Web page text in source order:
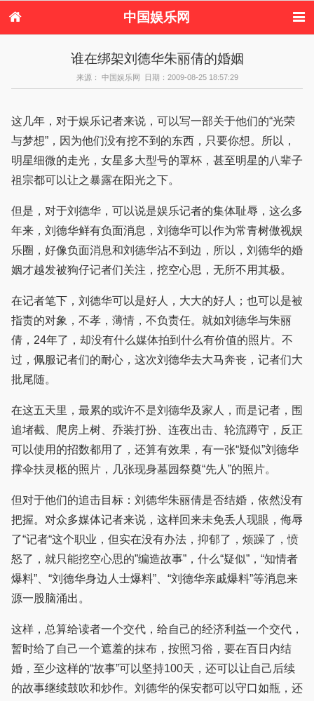
中国娱乐网
日本娱乐 韩国娱乐
音乐新闻 影视新闻
内地明星八卦
八卦
谁在绑架刘德华朱丽倩的婚姻
来源： 中国娱乐网 日期：2009-08-25 18:57:29
这几年，对于娱乐记者来说，可以写一部关于他们的“光荣
与梦想”，因为他们没有挖不到的东西，只要你想。所以，
明星细微的走光，女星多大型号的罩杯，甚至明星的八辈子
祖宗都可以让之暴露在阳光之下。
但是，对于刘德华，可以说是娱乐记者的集体耻辱，这么多
年来，刘德华鲜有负面消息，刘德华可以作为常青树傲视娱
乐圈，好像负面消息和刘德华沾不到边，所以，刘德华的婚
姻才越发被狗仔记者们关注，挖空心思，无所不用其极。
在记者笔下，刘德华可以是好人，大大的好人；也可以是被
指责的对象，不孝，薄情，不负责任。就如刘德华与朱丽
倩，24年了，却没有什么媒体拍到什么有价值的照片。不
过，佩服记者们的耐心，这次刘德华去大马奔丧，记者们大
批尾随。
在这五天里，最累的或许不是刘德华及家人，而是记者，围
追堵截、爬房上树、乔装打扮、连夜出击、轮流蹲守，反正
可以使用的招数都用了，还算有效果，有一张“疑似”刘德华
撑伞扶灵柩的照片，几张现身墓园祭奠“先人”的照片。
但对于他们的追击目标：刘德华朱丽倩是否结婚，依然没有
把握。对众多媒体记者来说，这样回来未免丢人现眼，侮辱
了“记者“这个职业，但实在没有办法，抑郁了，烦躁了，愤
怒了，就只能挖空心思的”编造故事”，什么“疑似”，“知情者
爆料”、“刘德华身边人士爆料”、“刘德华亲戚爆料”等消息来
源一股脑涌出。
这样，总算给读者一个交代，给自己的经济利益一个交代，
暂时给了自己一个遮羞的抹布，按照习俗，要在百日内结
婚，至少这样的“故事”可以坚持100天，还可以让自己后续
的故事继续鼓吹和炒作。刘德华的保安都可以守口如瓶，还